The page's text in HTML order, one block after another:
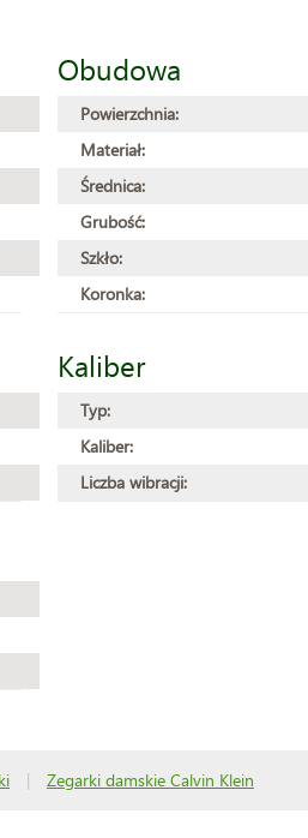
Obudowa
Powierzchnia:
Materiał:
Średnica:
Grubość:
Szkło:
Koronka:
Kaliber
Typ:
Kaliber:
Liczba wibracji:
| Zegarki damskie Calvin Klein